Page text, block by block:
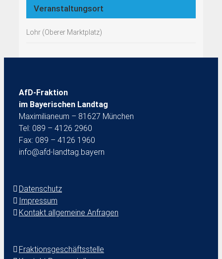
Veranstaltungsort
Lohr (Oberer Marktplatz)
AfD-Fraktion
im Bayerischen Landtag
Maximilianeum – 81627 München
Tel: 089 – 4126 2960
Fax: 089 – 4126 1960
info@afd-landtag.bayern
Datenschutz
Impressum
Kontakt allgemeine Anfragen
Fraktionsgeschäftsstelle